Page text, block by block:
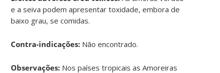
e a seiva podem apresentar toxidade, embora de
baixo grau, se comidas.
Contra-indicações: Não encontrado.
Observações: Nos países tropicais as Amoreiras